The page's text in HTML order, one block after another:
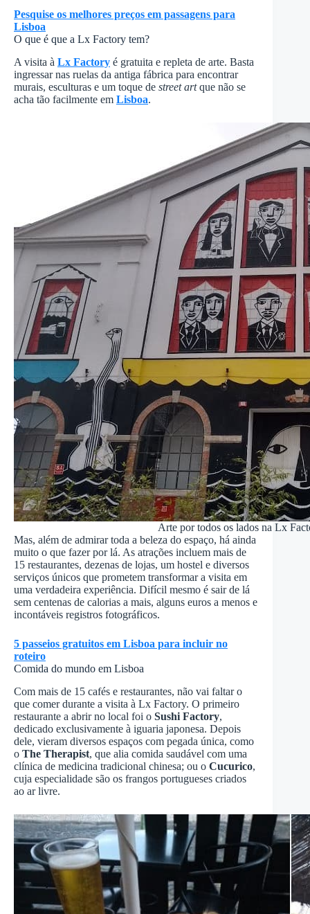
Pesquise os melhores preços em passagens para
Lisboa
O que é que a Lx Factory tem?
A visita à Lx Factory é gratuita e repleta de arte. Basta
ingressar nas ruelas da antiga fábrica para encontrar
murais, esculturas e um toque de street artque não se
acha tão facilmente em Lisboa.
Arte por todos os lados na Lx
Mas, além de admirar toda a beleza do espaço, há ainda
muito o que fazer por lá. As atrações incluem mais de
15 restaurantes, dezenas de lojas, um hostel e diversos
serviços únicos que prometem transformar a visita em
uma verdadeira experiência. Difícil mesmo é sair de lá
sem centenas de calorias a mais, alguns euros a menos e
incontáveis registros fotográficos.
5 passeios gratuitos em Lisboa para incluir no
roteiro
Comida do mundo em Lisboa
Com mais de 15 cafés e restaurantes, não vai faltar o
que comer durante a visita à Lx Factory. O primeiro
restaurante a abrir no local foi o Sushi Factory,
dedicado exclusivamente à iguaria japonesa. Depois
dele, vieram diversos espaços com pegada única, como
o The Therapist, que alia comida saudável com uma
clínica de medicina tradicional chinesa; ou o Cucurico,
cuja especialidade são os frangos portugueses criados
ao ar livre.